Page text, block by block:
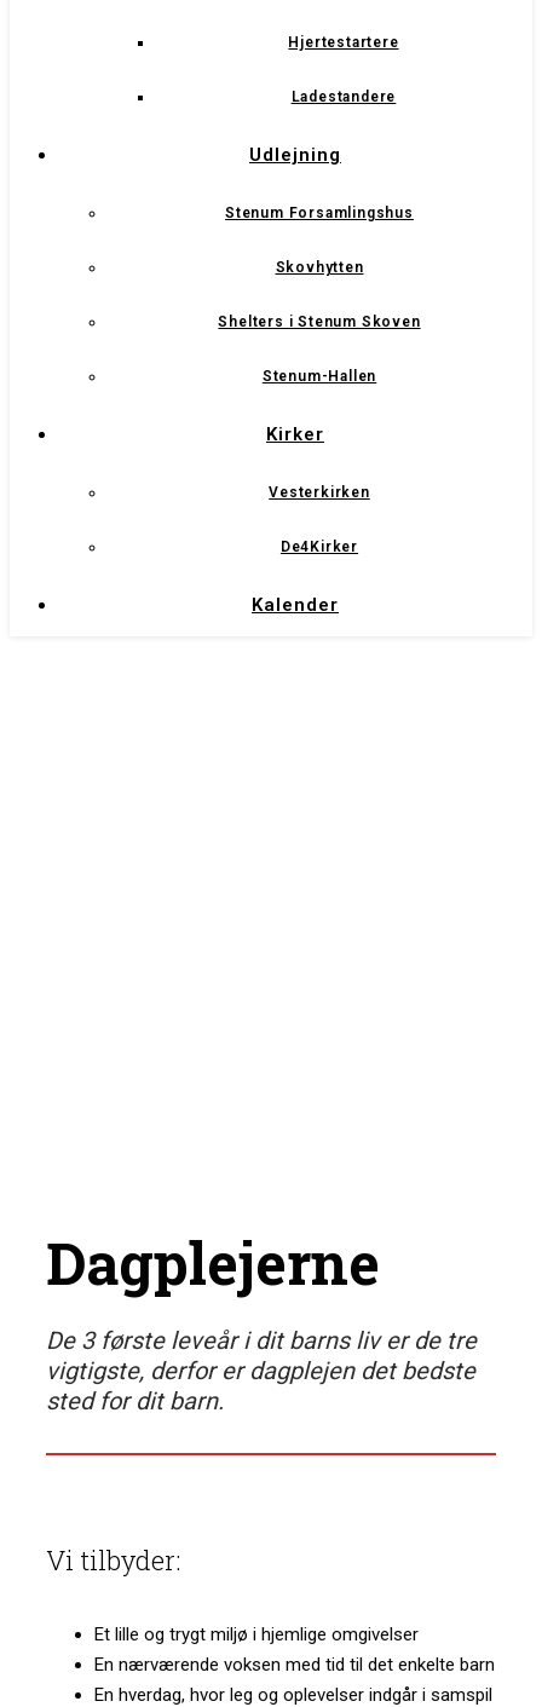
Hjertestartere
Ladestandere
Udlejning
Stenum Forsamlingshus
Skovhytten
Shelters i Stenum Skoven
Stenum-Hallen
Kirker
Vesterkirken
De4Kirker
Kalender
Dagplejerne
De 3 første leveår i dit barns liv er de tre
vigtigste, derfor er dagplejen det bedste
sted for dit barn.
Vi tilbyder:
Et lille og trygt miljø i hjemlige omgivelser
En nærværende voksen med tid til det enkelte barn
En hverdag, hvor leg og oplevelser indgår i samspil